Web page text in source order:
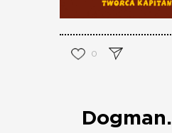
0
Dogman.